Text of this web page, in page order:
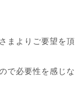
まよりご要望を頂
で必要性を感じな